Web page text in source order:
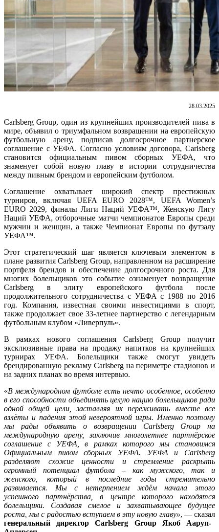
28.03.2025
Carlsberg Group, один из крупнейших производителей пива в
мире, объявил о триумфальном возвращении на европейскую
футбольную арену, подписав долгосрочное партнерское
соглашение с УЕФА. Согласно условиям договора, Carlsberg
становится официальным пивом сборных УЕФА, что
знаменует собой новую главу в истории сотрудничества
между пивным брендом и европейским футболом.
Соглашение охватывает широкий спектр престижных
турниров, включая UEFA EURO 2028™, UEFA Women’s
EURO 2029, финалы Лиги Наций УЕФА™, Женскую Лигу
Наций УЕФА, отборочные матчи чемпионатов Европы среди
мужчин и женщин, а также Чемпионат Европы по футзалу
УЕФА™.
Этот стратегический шаг является ключевым элементом в
плане развития Carlsberg Group, направленном на расширение
портфеля брендов и обеспечение долгосрочного роста. Для
многих болельщиков это событие ознаменует возвращение
Carlsberg в элиту европейского футбола после
продолжительного сотрудничества с УЕФА с 1988 по 2016
год. Компания, известная своими инвестициями в спорт,
также продолжает свое 33-летнее партнерство с легендарным
футбольным клубом «Ливерпуль».
В рамках нового соглашения Carlsberg Group получит
эксклюзивные права на продажу напитков на крупнейших
турнирах УЕФА. Болельщики также смогут увидеть
брендированную рекламу Carlsberg на периметре стадионов и
на задних планах во время интервью.
«В международном футболе есть нечто особенное, особенно
в его способности объединять целую нацию болельщиков ради
одной общей цели, заставляя их переживать вместе все
взлёты и падения этой невероятной игры. Именно поэтому
мы рады объявить о возвращении Carlsberg Group на
международную арену, заключив многолетнее партнёрское
соглашение с УЕФА, в рамках которого мы становимся
Официальным пивом сборных УЕФА. УЕФА и Carlsberg
разделяют схожие ценности и стремление раскрыть
огромный потенциал футбола – как мужского, так и
женского, который в последние годы стремительно
развивается. Мы с нетерпением ждём начала этого
успешного партнёрства, в центре которого находятся
болельщики. Создавая смелое и захватывающее будущее
роста, мы с радостью вступаем в эту новую главу», — сказал
генеральный директор Carlsberg Group Якоб Ааруп-